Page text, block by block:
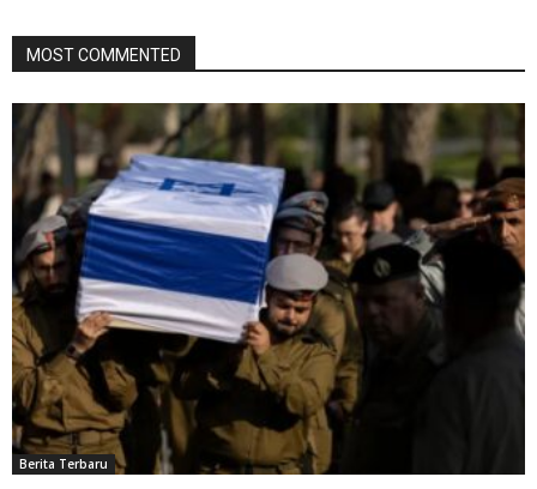
MOST COMMENTED
Berita Terbaru